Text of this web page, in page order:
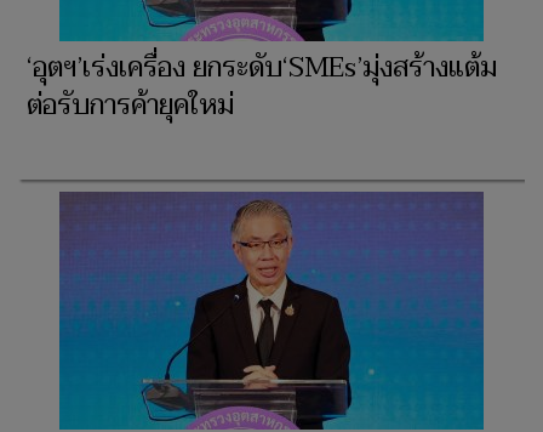
‘อุตฯ’เร่งเครื่อง ยกระดับ‘SMEs’มุ่งสร้างแต้ม
ต่อรับการค้ายุคใหม่